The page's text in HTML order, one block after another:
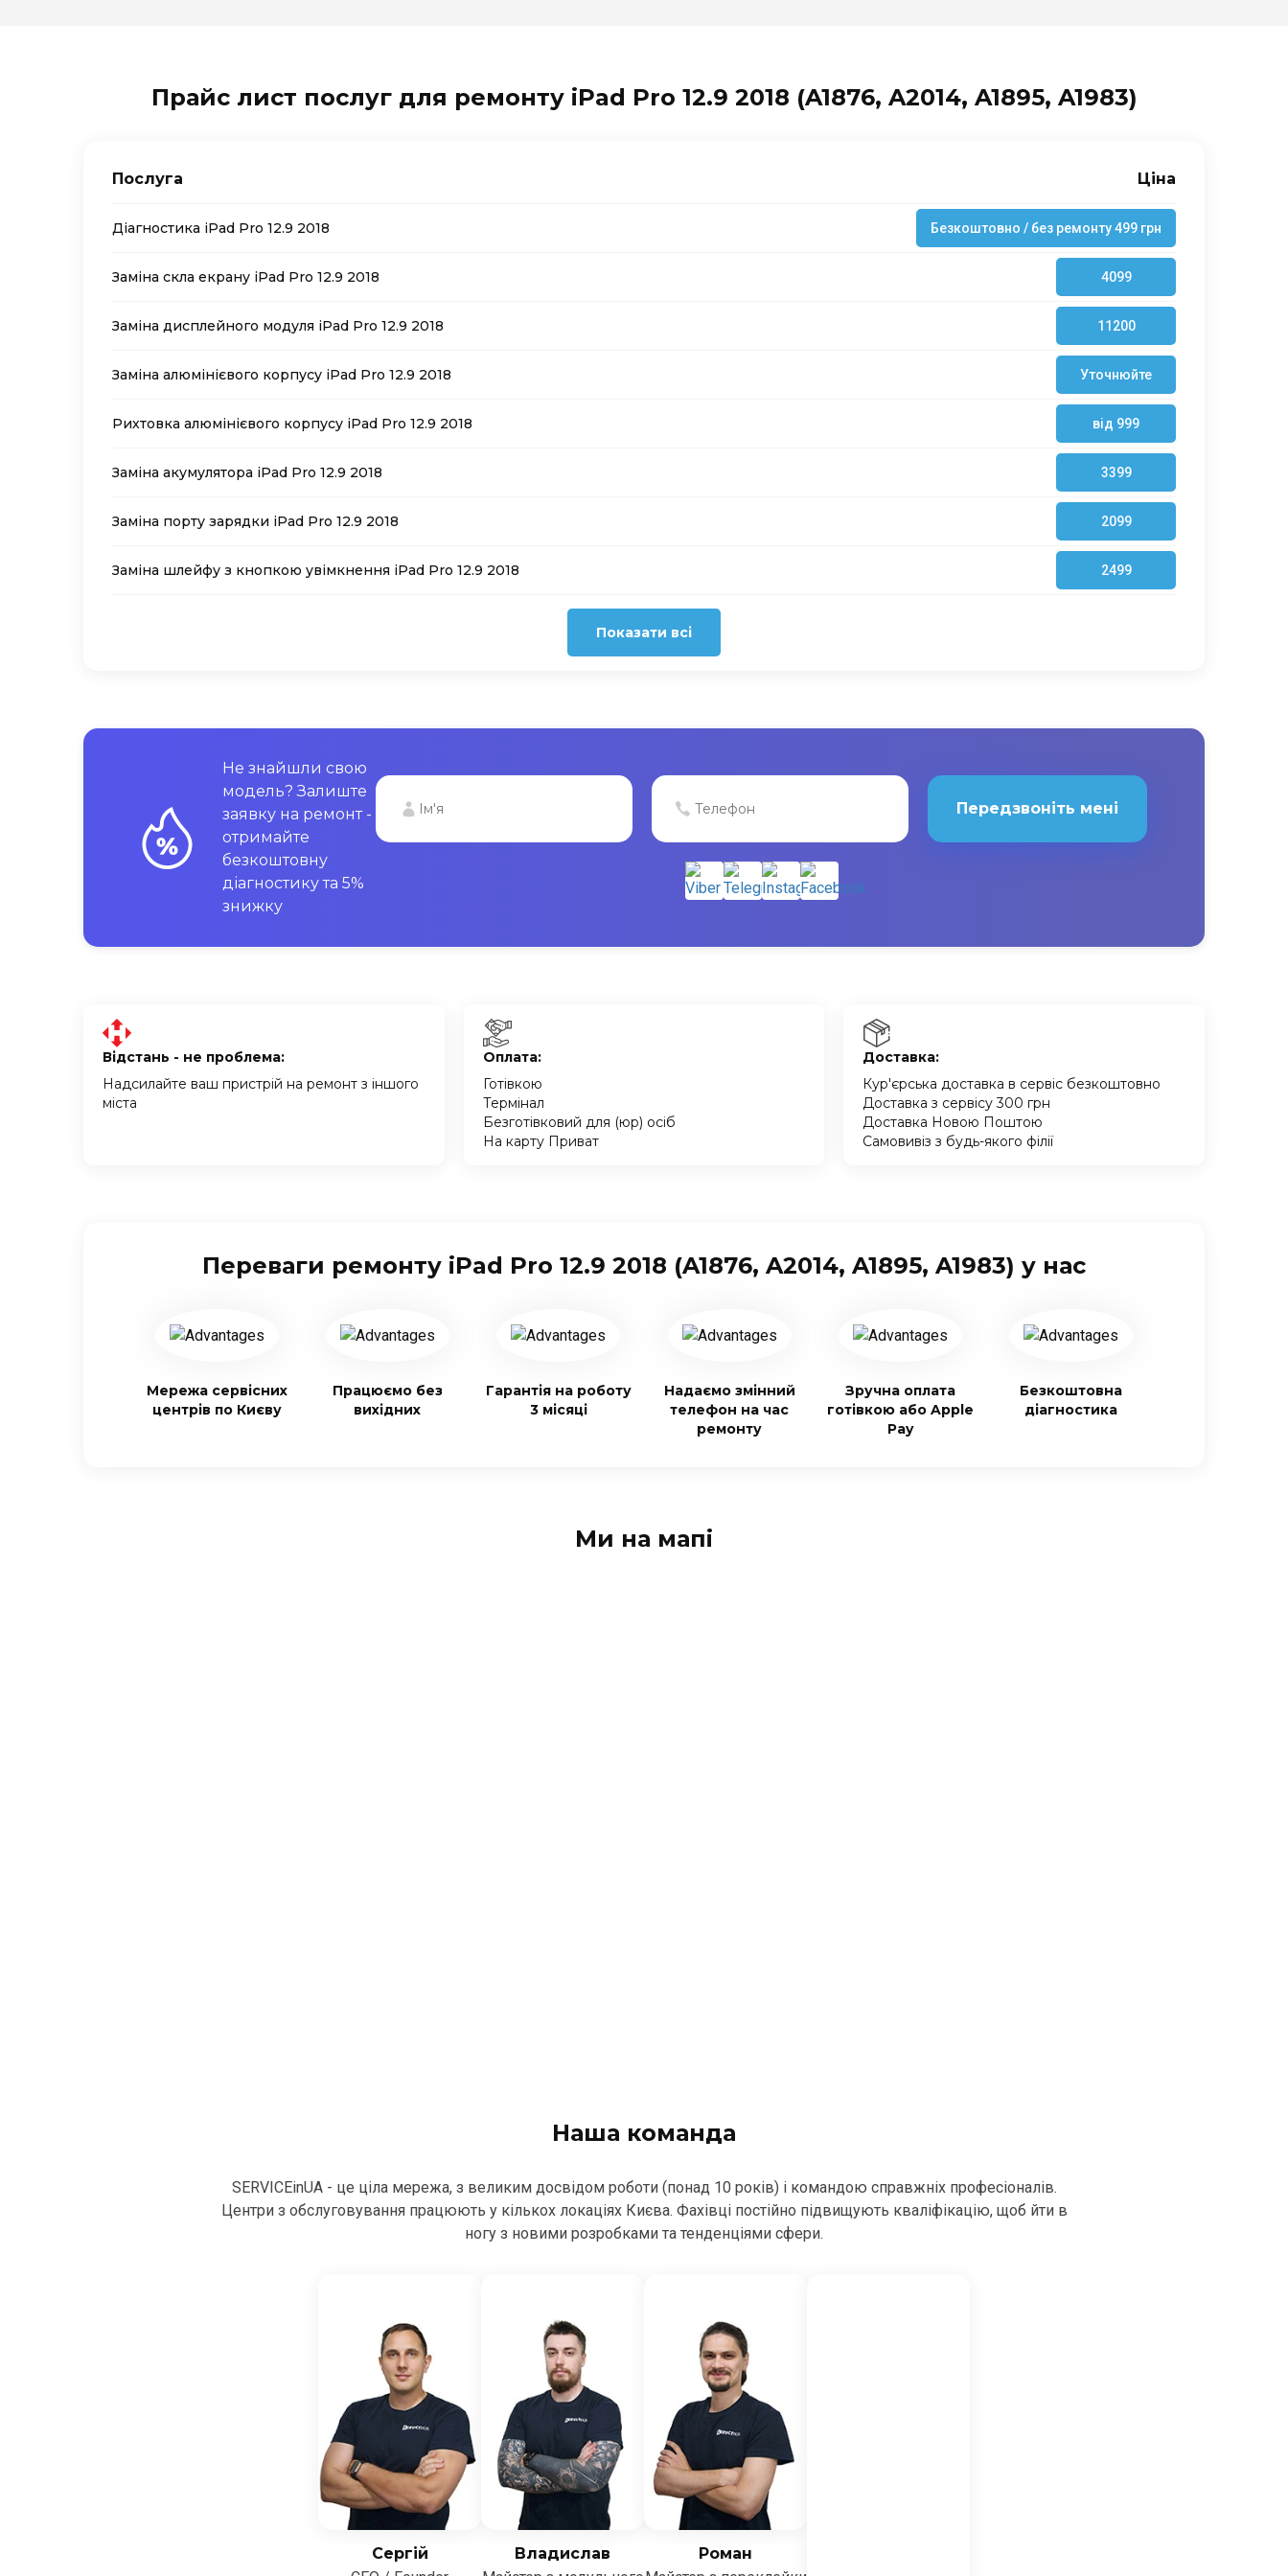
Прайс лист послуг для ремонту iPad Pro 12.9 2018 (A1876, A2014, A1895, A1983)
Послуга Ціна
Діагностика iPad Pro 12.9 2018 Безкоштовно / без ремонту 499 грн
Заміна скла екрану iPad Pro 12.9 2018 4099
Заміна дисплейного модуля iPad Pro 12.9 2018 11200
Заміна алюмінієвого корпусу iPad Pro 12.9 2018 Уточнюйте
Рихтовка алюмінієвого корпусу iPad Pro 12.9 2018 від 999
Заміна акумулятора iPad Pro 12.9 2018 3399
Заміна порту зарядки iPad Pro 12.9 2018 2099
Заміна шлейфу з кнопкою увімкнення iPad Pro 12.9 2018 2499
Показати всі
Не знайшли свою
модель? Залиште
заявку на ремонт -
отримайте
безкоштовну
діагностику та 5%
знижку
Передзвоніть мені
Відстань - не проблема:
Надсилайте ваш пристрій на ремонт з іншого
міста
Оплата:
Готівкою
Термінал
Безготівковий для (юр) осіб
На карту Приват
Доставка:
Кур'єрська доставка в сервіс безкоштовно
Доставка з сервісу 300 грн
Доставка Новою Поштою
Самовивіз з будь-якого філії
Переваги ремонту iPad Pro 12.9 2018 (A1876, A2014, A1895, A1983) у нас
Мережа сервісних
центрів по Києву
Працюємо без
вихідних
Гарантія на роботу
3 місяці
Надаємо змінний
телефон на час
ремонту
Зручна оплата
готівкою або Apple
Pay
Безкоштовна
діагностика
Ми на мапі
Наша команда
SERVICEinUA - це ціла мережа, з великим досвідом роботи (понад 10 років) і командою справжніх професіоналів.
Центри з обслуговування працюють у кількох локаціях Києва. Фахівці постійно підвищують кваліфікацію, щоб йти в
ногу з новими розробками та тенденціями сфери.
Сергій
Владислав
Роман